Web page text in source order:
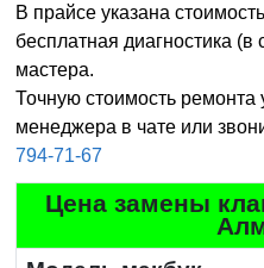
В прайсе указана
бесплатная диагностика
мастера.
Точную стоимость ремонта
менеджера в чате или
794-71-67
Цена замены